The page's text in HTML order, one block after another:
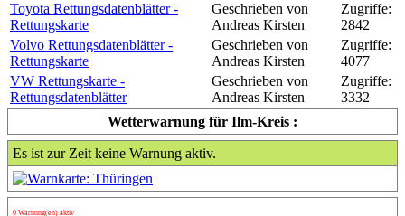
Toyota Rettungsdatenblätter -
Rettungskarte
Geschrieben von
Andreas Kirsten
Zugriffe:
2842
Volvo Rettungsdatenblätter -
Rettungskarte
Geschrieben von
Andreas Kirsten
Zugriffe:
4077
VW Rettungskarte -
Rettungsdatenblätter
Geschrieben von
Andreas Kirsten
Zugriffe:
3332
Wetterwarnung für Ilm-Kreis :
Es ist zur Zeit keine Warnung aktiv.
0 Warnung(en) aktiv